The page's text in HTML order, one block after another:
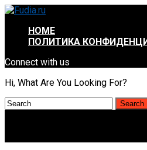
HOME
ПОЛИТИКА
Connect with us
Hi, What Are You Looking For?